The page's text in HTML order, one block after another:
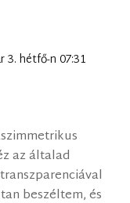
3. hétfő-n 07:31
az általad
beszéltem, és